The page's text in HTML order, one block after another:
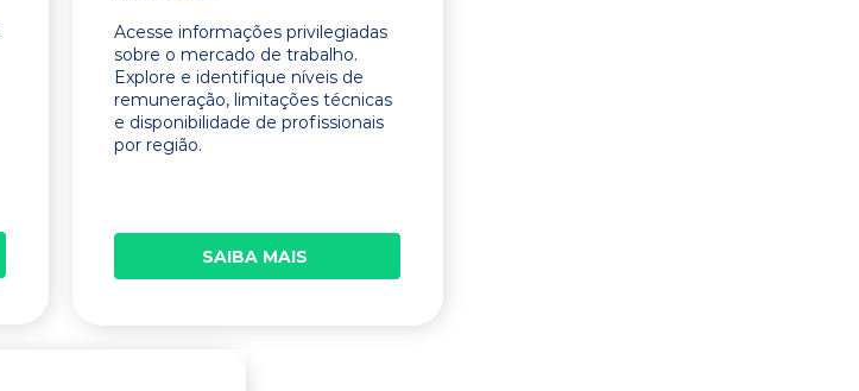
Acesse informações privilegiadas
sobre o mercado de trabalho.
Explore e identifique níveis de
remuneração, limitações técnicas
e disponibilidade de profissionais
por região.
SAIBA MAIS